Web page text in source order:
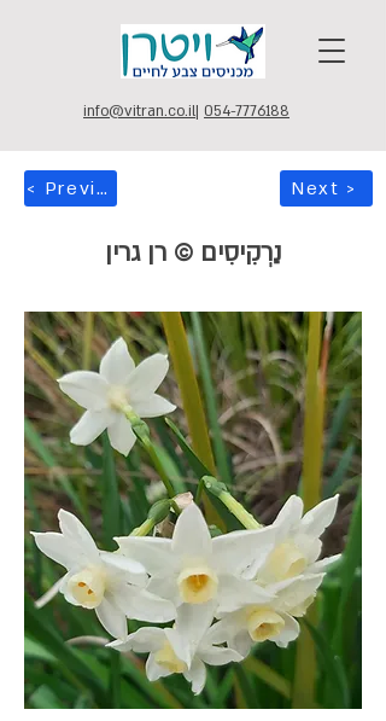
info@vitran.co.il| 054-7776188
< Previous Next >
נַרְקִיסִים © רן גרין